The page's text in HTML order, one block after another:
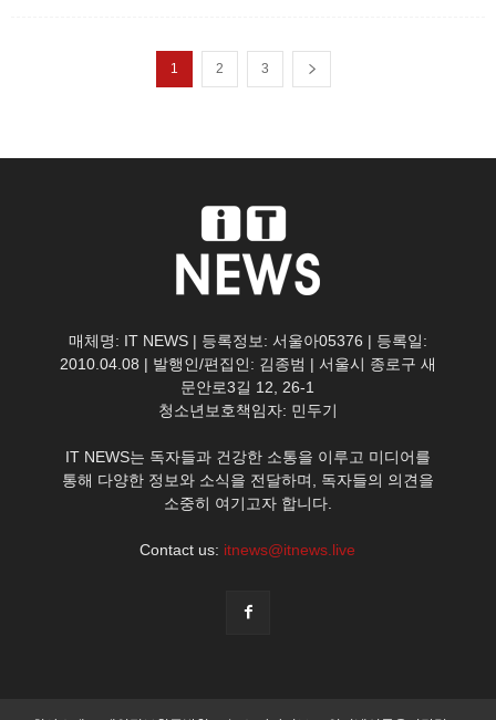
1 2 3
매체명: IT NEWS | 등록정보: 서울아05376 | 등록일:
2010.04.08 | 발행인/편집인: 김종범 | 서울시 종로구 새
문안로3길 12, 26-1
청소년보호책임자: 민두기
IT NEWS는 독자들과 건강한 소통을 이루고 미디어를
통해 다양한 정보와 소식을 전달하며, 독자들의 의견을
소중히 여기고자 합니다.
Contact us: itnews@itnews.live